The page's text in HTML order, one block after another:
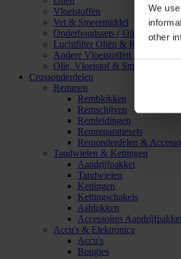
We
other
Vloeistoffen
Vet & Smeermiddel
Onderhoudssets ( Olie & Filter)
Luchtfilter Oliën & Reinigers
Andere Vloeistoffen &
Olie, Vloeistof & Smeermiddel
Crossonderdelen
Remmen
Remblokken
Remschijven
Remleidingen
Remreparatiesets
Remonderdelen &
Tandwielen & Kettingen
Aandrijfpakket
Tandwielen
Kettingen
Kettingschakels
Asblokken
Accessoires
Accu's & Elektronica
Accu's
Bougies